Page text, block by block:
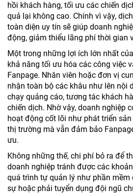
hồi khách hàng, tối ưu các chiến
quả lại không cao. Chính vì vậy,
toàn diện uy tín sẽ giúp doanh
động, giảm thiểu lãng phí thời gian
Một trong những lợi ích lớn nhất
khả năng tối ưu hóa các công việc
Fanpage. Nhân viên hoặc đơn vị
nhận toàn bộ các khâu như lên nội
chạy quảng cáo, tương tác khách
chiến dịch. Nhờ vậy, doanh nghiệp
hoạt động cốt lõi như phát triển
thị trường mà vẫn đảm bảo
ưu.
Không những thế, chi phí bỏ ra để
doanh nghiệp tránh được các
quá trình tự quản lý như phần mềm
sự hoặc phải tuyển dụng đội ngũ